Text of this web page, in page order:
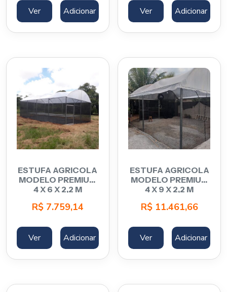
Ver Adicionar Ver Adicionar
ESTUFA AGRICOLA
MODELO PREMIUM
4 X 6 X 2,2 M
R$7.759,14
Ver Adicionar
ESTUFA AGRICOLA
MODELO PREMIUM
4 X 9 X 2,2 M
R$11.461,66
Ver Adicionar